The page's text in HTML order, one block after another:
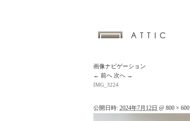
画像ナビゲーション
← 前へ 次へ →
IMG_3224
公開日時: 2024年7月12日 @ 800 × 600